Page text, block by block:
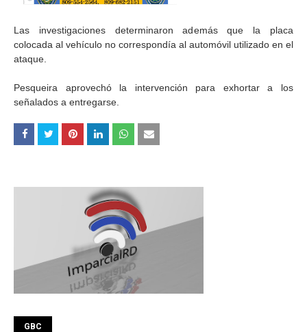
Las investigaciones determinaron además que la placa
colocada al vehículo no correspondía al automóvil utilizado en el
ataque.
Pesqueira aprovechó la intervención para exhortar a los
señalados a entregarse.
GBC